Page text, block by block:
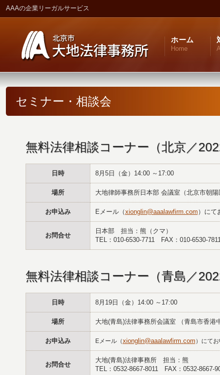
AAAの企業リーガルサービス
ホーム
Home
セミナー・相談会
無料法律相談コーナー（北京／
日時 8月5日（金）14:00 ～17:00
場所 大地律師事務所日本部 会議室（北京市朝
お申込み Eメール（xionglin@aaalawfirm.com ）にて
お問合せ
日本部 担当：熊（クマ）
TEL：010-6530-7711 FAX：010-6530-
無料法律相談コーナー（青島／
日時 8月19日（金）14:00 ～17:00
場所 大地(青島)法律事務所会議室 （青島市香港
お申込み Eメール（xionglin@aaalawfirm.com ）にて
お問合せ
大地(青島)法律事務所 担当：熊
TEL：0532-8667-8011 FAX：0532-8667-